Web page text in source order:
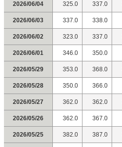
2026/06/04 325.0 337.0
2026/06/03 337.0 338.0
2026/06/02 323.0 337.0
2026/06/01 346.0 350.0
2026/05/29 353.0 368.0
2026/05/28 350.0 366.0
2026/05/27 362.0 362.0
2026/05/26 362.0 367.0
2026/05/25 382.0 387.0